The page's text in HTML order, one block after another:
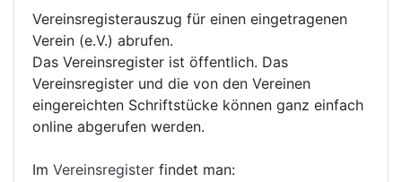
Vereinsregisterauszug für einen eingetragenen
Verein (e.V.) abrufen.
Das Vereinsregister ist öffentlich. Das
Vereinsregister und die von den Vereinen
eingereichten Schriftstücke können ganz einfach
online abgerufen werden.
Im Vereinsregister findet man: